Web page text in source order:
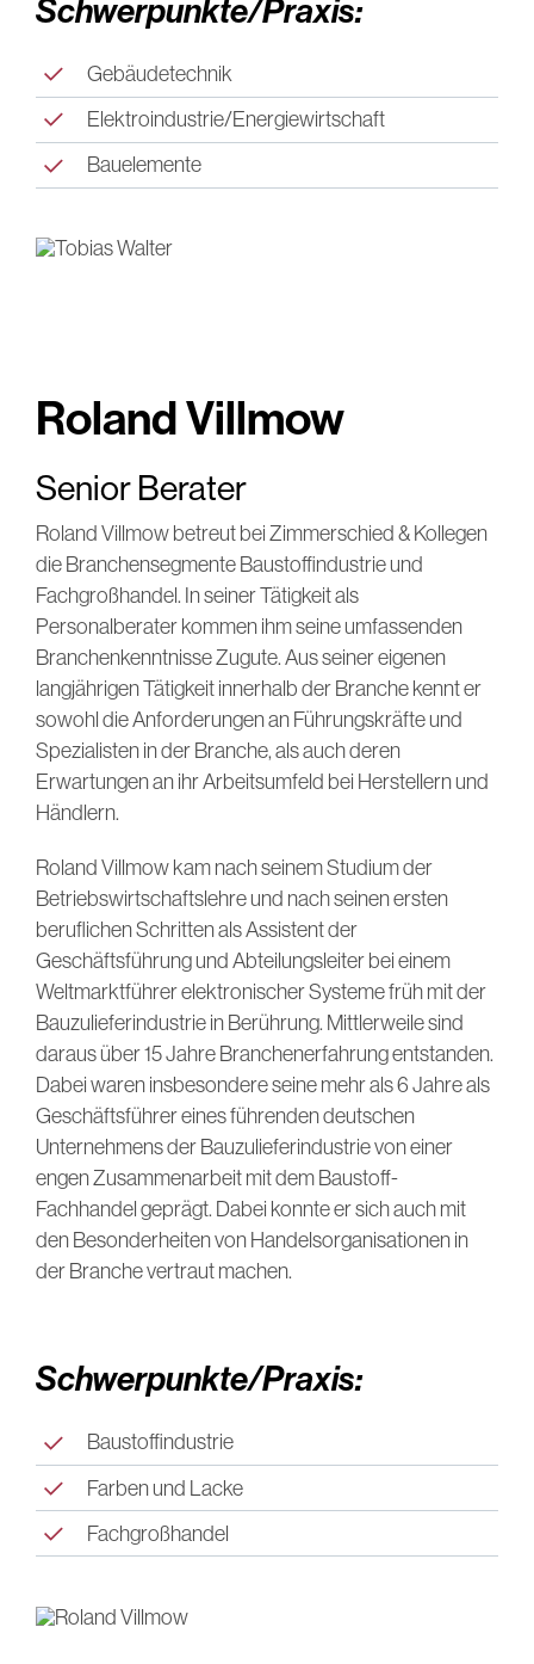
Schwerpunkte/Praxis:
Gebäudetechnik
Elektroindustrie/Energiewirtschaft
Bauelemente
Roland Villmow
Senior Berater
Roland Villmow betreut bei Zimmerschied & Kollegen
die Branchensegmente Baustoffindustrie und
Fachgroßhandel. In seiner Tätigkeit als
Personalberater kommen ihm seine umfassenden
Branchenkenntnisse Zugute. Aus seiner eigenen
langjährigen Tätigkeit innerhalb der Branche kennt er
sowohl die Anforderungen an Führungskräfte und
Spezialisten in der Branche, als auch deren
Erwartungen an ihr Arbeitsumfeld bei Herstellern und
Händlern.
Roland Villmow kam nach seinem Studium der
Betriebswirtschaftslehre und nach seinen ersten
beruflichen Schritten als Assistent der
Geschäftsführung und Abteilungsleiter bei einem
Weltmarktführer elektronischer Systeme früh mit der
Bauzulieferindustrie in Berührung. Mittlerweile sind
daraus über 15 Jahre Branchenerfahrung entstanden.
Dabei waren insbesondere seine mehr als 6 Jahre als
Geschäftsführer eines führenden deutschen
Unternehmens der Bauzulieferindustrie von einer
engen Zusammenarbeit mit dem Baustoff-
Fachhandel geprägt. Dabei konnte er sich auch mit
den Besonderheiten von Handelsorganisationen in
der Branche vertraut machen.
Schwerpunkte/Praxis:
Baustoffindustrie
Farben und Lacke
Fachgroßhandel